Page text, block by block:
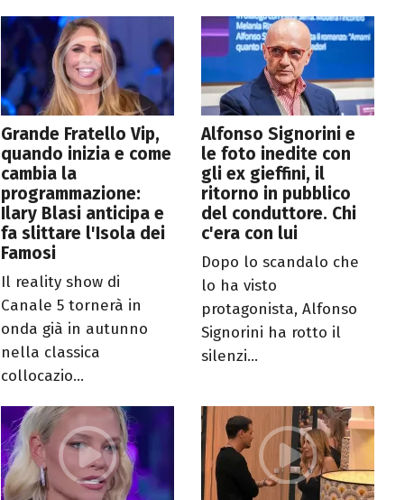
Grande Fratello Vip,
quando inizia e come
cambia la
programmazione:
Ilary Blasi anticipa e
fa slittare l'Isola dei
Famosi
Il reality show di
Canale 5 tornerà in
onda già in autunno
nella classica
collocazio...
Alfonso Signorini e
le foto inedite con
gli ex gieffini, il
ritorno in pubblico
del conduttore. Chi
c'era con lui
Dopo lo scandalo che
lo ha visto
protagonista, Alfonso
Signorini ha rotto il
silenzi...